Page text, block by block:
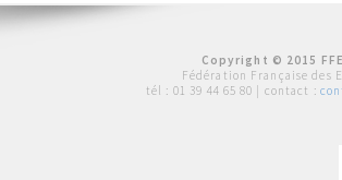
Copyright © 2015
Fédération Française des
tél : 01 39 44 65 80 | contact :